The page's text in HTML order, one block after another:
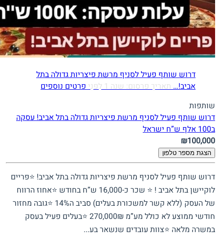
דרוש שותף פעיל לסניף מרשת פיצריות גדולה בתל
אביב!…תאריך פרסום: שנה 1 לִפנֵי
פרטים נוספים
שותפות
דרוש שותף פעיל לסניף מרשת פיצריות גדולה בתל אביב! עסקה
ב100 אלף ש”ח
ישראל
₪100,000
הצגת מספר טלפון
דרוש שותף פעיל לסניף מרשת פיצריות גדולה בתל אביב! ⭐פריים
לוקיישן בתל אביב ! ⭐ שכר כ-16,000 ש”ח בחודש ⭐אחוז הרווח
של העסק (ללא קשר למשכורת בעלים) סביב ה14% ⭐גובה מחזור
חודשי ממוצע לא כולל מע”מ 270,000₪ ⭐בעלים פעיל בעסק
במשרה מלאה ⭐צוות עובדים שנשאר בע...